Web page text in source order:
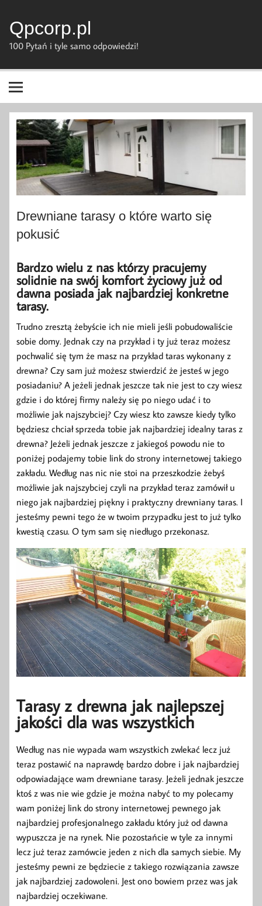
content
Qpcorp.pl
100 Pytań i tyle samo odpowiedzi!
Drewniane tarasy o które warto się
pokusić
Bardzo wielu z nas którzy pracujemy
solidnie na swój komfort życiowy już od
dawna posiada jak najbardziej konkretne
tarasy.
Trudno zresztą żebyście ich nie mieli jeśli pobudowaliście
sobie domy. Jednak czy na przykład i ty już teraz możesz
pochwalić się tym że masz na przykład taras wykonany z
drewna? Czy sam już możesz stwierdzić że jesteś w jego
posiadaniu? A jeżeli jednak jeszcze tak nie jest to czy wiesz
gdzie i do której firmy należy się po niego udać i to
możliwie jak najszybciej? Czy wiesz kto zawsze kiedy tylko
będziesz chciał sprzeda tobie jak najbardziej idealny taras z
drewna? Jeżeli jednak jeszcze z jakiegoś powodu nie to
poniżej podajemy tobie link do strony internetowej takiego
zakładu. Według nas nic nie stoi na przeszkodzie żebyś
możliwie jak najszybciej czyli na przykład teraz zamówił u
niego jak najbardziej piękny i praktyczny drewniany taras. I
jesteśmy pewni tego że w twoim przypadku jest to już tylko
kwestią czasu. O tym sam się niedługo przekonasz.
Tarasy z drewna jak najlepszej
jakości dla was wszystkich
Według nas nie wypada wam wszystkich zwlekać lecz już
teraz postawić na naprawdę bardzo dobre i jak najbardziej
odpowiadające wam drewniane tarasy. Jeżeli jednak jeszcze
ktoś z was nie wie gdzie je można nabyć to my polecamy
wam poniżej link do strony internetowej pewnego jak
najbardziej profesjonalnego zakładu który już od dawna
wypuszcza je na rynek. Nie pozostańcie w tyle za innymi
lecz już teraz zamówcie jeden z nich dla samych siebie. My
jesteśmy pewni ze będziecie z takiego rozwiązania zawsze
jak najbardziej zadowoleni. Jest ono bowiem przez was jak
najbardziej oczekiwane.